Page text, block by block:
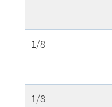
1/8
1/8